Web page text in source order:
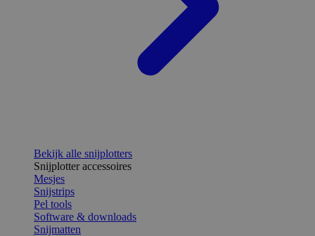
Bekijk alle snijplotters
Snijplotter accessoires
Mesjes
Snijstrips
Pel tools
Software & downloads
Snijmatten